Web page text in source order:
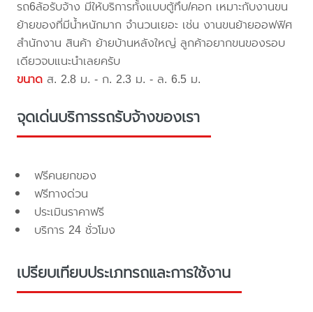
รถ6ล้อรับจ้าง มีให้บริการทั้งแบบตู้ทึบ/คอก เหมาะกับงานขน
ย้ายของที่มีน้ำหนักมาก จำนวนเยอะ เช่น งานขนย้ายออฟฟิศ
สำนักงาน สินค้า ย้ายบ้านหลังใหญ่ ลูกค้าอยากขนของรอบ
เดียวจบแนะนำเลยครับ
ขนาด ส. 2.8 ม. - ก. 2.3 ม. - ล. 6.5 ม.
จุดเด่นบริการรถรับจ้างของเรา
ฟรีคนยกของ
ฟรีทางด่วน
ประเมินราคาฟรี
บริการ 24 ชั่วโมง
เปรียบเทียบประเภทรถและการใช้งาน